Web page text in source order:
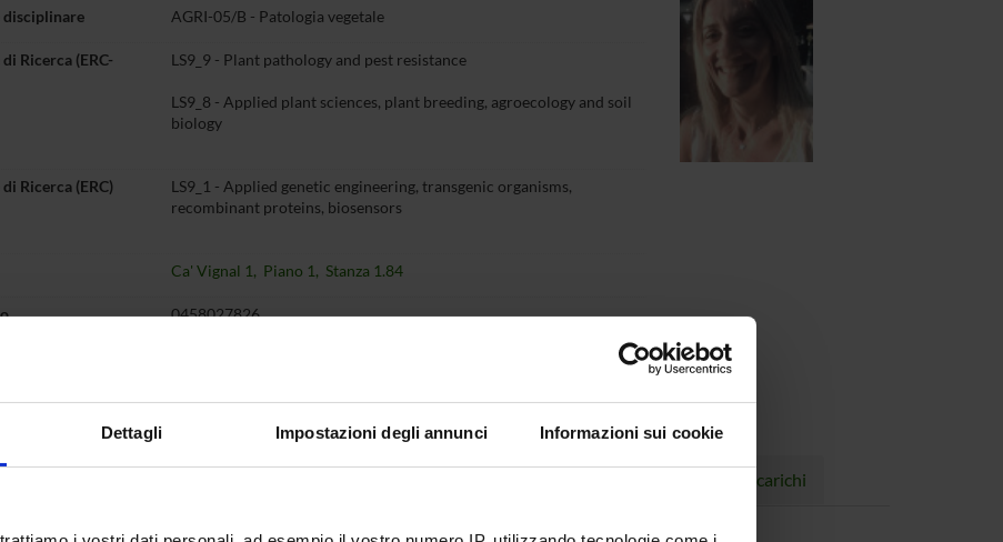
Dettagli Impostazioni degli annunci Informazioni sui cookie
disciplinare AGRI-05/B - Patologia vegetale
Ricerca (ERC-
LS9_9 - Plant pathology and pest resistance
LS9_8 - Applied plant sciences, plant breeding, agroecology and soil
biology
Ricerca (ERC)
LS9_1 - Applied genetic engineering, transgenic organisms,
recombinant proteins, biosensors
Ca' Vignal 1, Piano 1, Stanza 1.84
0458027826
Incarichi